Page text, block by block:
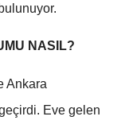
NASIL?
Ankara
Eve gelen